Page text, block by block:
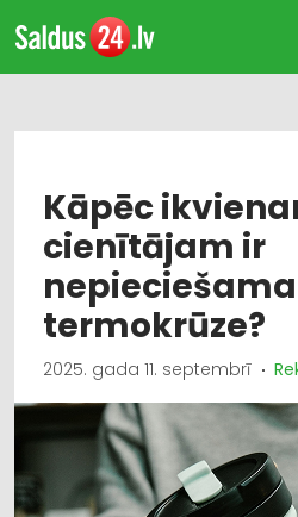
Kāpēc
cienītājam ir
nepieciešama
termokrūze?
2025. gada 11. septembrī